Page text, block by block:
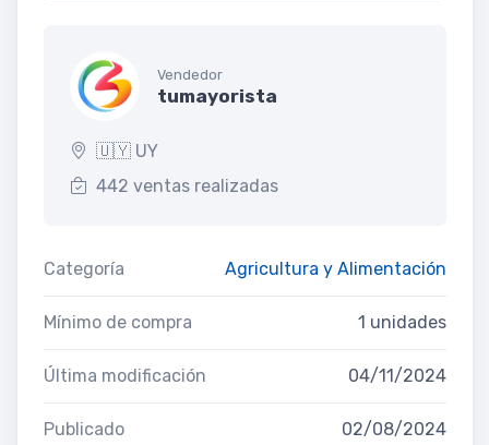
Vendedor
tumayorista
🇺🇾 UY
442 ventas realizadas
Categoría Agricultura y Alimentación
Mínimo de compra 1 unidades
Última modificación 04/11/2024
Publicado 02/08/2024